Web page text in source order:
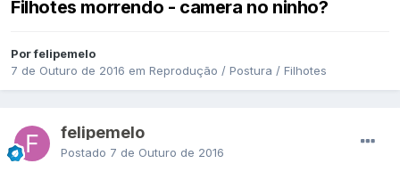
Filhotes morrendo - camera no ninho?
Por felipemelo
7 de Outuro de 2016 em Reprodução / Postura / Filhotes
felipemelo
Postado 7 de Outuro de 2016